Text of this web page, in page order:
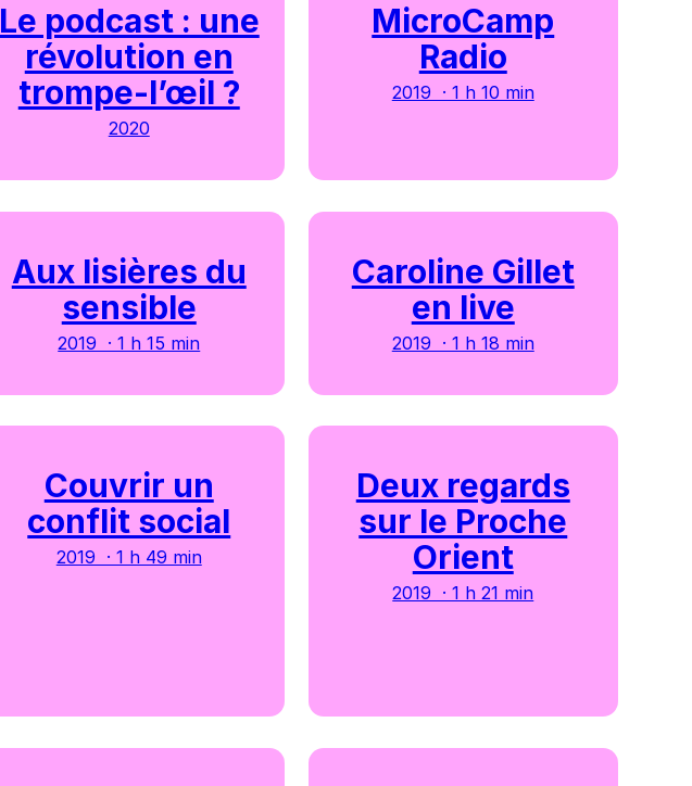
Le podcast : une
révolution en
trompe-l’œil ?
2020
MicroCamp
Radio
2019 · 1 h 10 min
Aux lisières du
sensible
2019 · 1 h 15 min
Caroline Gillet
en live
2019 · 1 h 18 min
Couvrir un
conflit social
2019 · 1 h 49 min
Deux regards
sur le Proche
Orient
2019 · 1 h 21 min